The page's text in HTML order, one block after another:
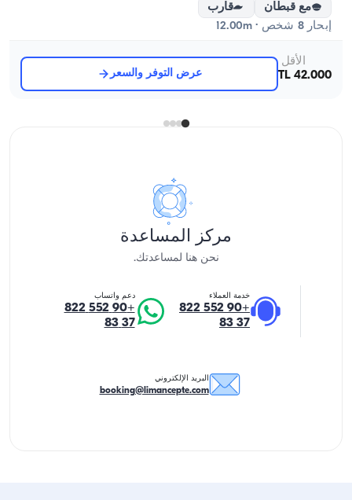
مع قبطان
قارب
إبحار 8 شخص · 12.00m
الأقل
42.000 TL
عرض التوفر والسعر
مركز المساعدة
نحن هنا لمساعدتك.
خدمة العملاء
+90 552 822
37 83
دعم واتساب
+90 552 822
37 83
البريد الإلكتروني
booking@limancepte.com